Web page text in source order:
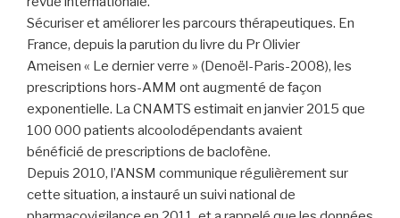
Sécuriser et améliorer les parcours thérapeutiques. En
France, depuis la parution du livre du Pr Olivier
Ameisen « Le dernier verre » (Denoël-Paris-2008), les
prescriptions hors-AMM ont augmenté de façon
exponentielle. La CNAMTS estimait en janvier 2015 que
100 000 patients alcoolodépendants avaient
bénéficié de prescriptions de baclofène.
Depuis 2010, l’ANSM communique régulièrement sur
cette situation, a instauré un suivi national de